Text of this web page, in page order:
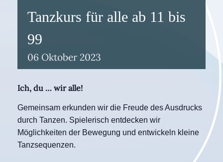
Tanzkurs für alle ab 11 bis
99
06 Oktober 2023
Ich, du … wir alle!
Gemeinsam erkunden wir die Freude des Ausdrucks
durch Tanzen. Spielerisch entdecken wir
Möglichkeiten der Bewegung und entwickeln kleine
Tanzsequenzen.